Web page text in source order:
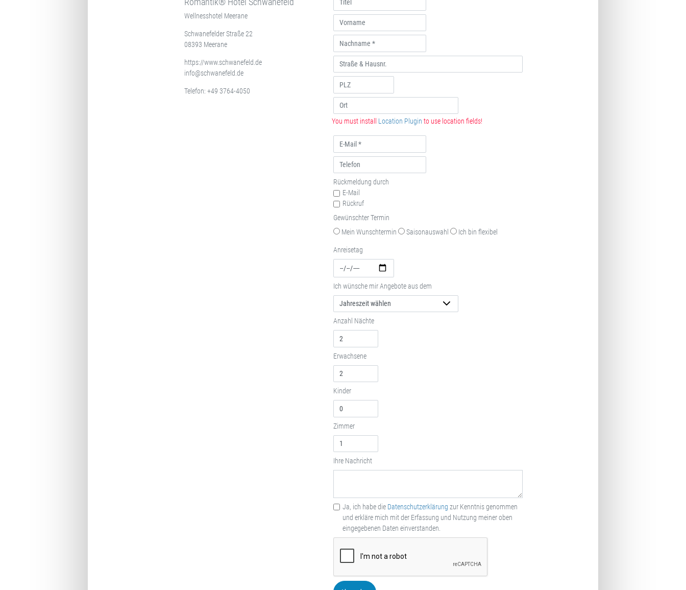
Wellnesshotel Meerane
Schwanefelder Straße 22
08393 Meerane
https://www.schwanefeld.de
info@schwanefeld.de
Telefon: +49 3764-4050
You must install Location Plugin to use location fields!
Rückmeldung durch
E-Mail
Rückruf
Gewünschter Termin
Mein Wunschtermin
Saisonauswahl Ich bin flexibel
Anreisetag
Ich wünsche mir Angebote aus dem
Anzahl Nächte
Erwachsene
Kinder
Zimmer
Ihre Nachricht
Ja, ich habe die Datenschutzerklärung zur Kenntnis genommen
und erkläre mich mit der Erfassung und Nutzung meiner oben
eingegebenen Daten einverstanden.